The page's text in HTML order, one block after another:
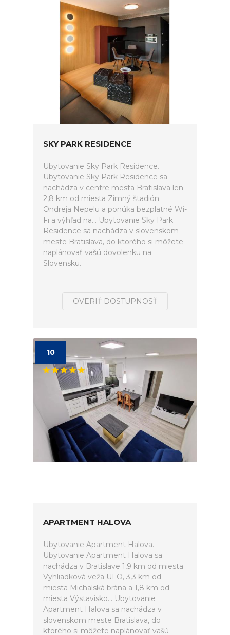
SKY PARK RESIDENCE
Ubytovanie Sky Park Residence.
Ubytovanie Sky Park Residence sa
nachádza v centre mesta Bratislava len
2,8 km od miesta Zimný štadión
Ondreja Nepelu a ponúka bezplatné Wi-
Fi a výhľad na... Ubytovanie Sky Park
Residence sa nachádza v slovenskom
meste Bratislava, do ktorého si môžete
naplánovať vašú dovolenku na
Slovensku.
OVERIŤ DOSTUPNOSŤ
10
APARTMENT HALOVA
Ubytovanie Apartment Halova.
Ubytovanie Apartment Halova sa
nachádza v Bratislave 1,9 km od miesta
Vyhliadková veža UFO, 3,3 km od
miesta Michalská brána a 1,8 km od
miesta Výstavisko... Ubytovanie
Apartment Halova sa nachádza v
slovenskom meste Bratislava, do
ktorého si môžete naplánovať vašú